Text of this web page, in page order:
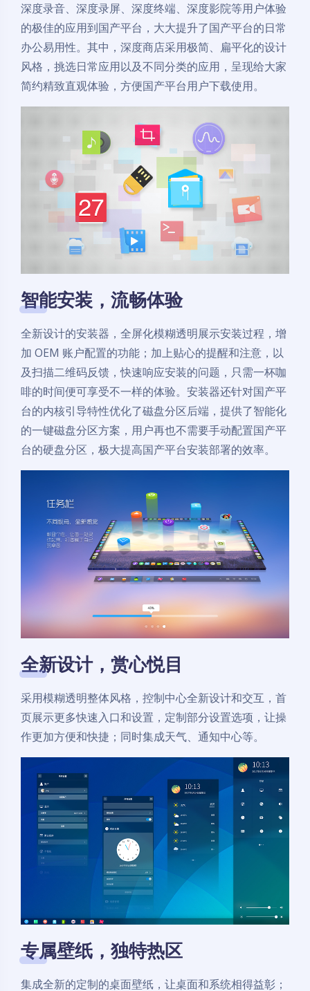
深度录音、深度录屏、深度终端、深度影院等用户体验
的极佳的应用到国产平台，大大提升了国产平台的日常
办公易用性。其中，深度商店采用极简、扁平化的设计
风格，挑选日常应用以及不同分类的应用，呈现给大家
简约精致直观体验，方便国产平台用户下载使用。
智能安装，流畅体验
全新设计的安装器，全屏化模糊透明展示安装过程，增
加 OEM 账户配置的功能；加上贴心的提醒和注意，以
及扫描二维码反馈，快速响应安装的问题，只需一杯咖
啡的时间便可享受不一样的体验。安装器还针对国产平
台的内核引导特性优化了磁盘分区后端，提供了智能化
的一键磁盘分区方案，用户再也不需要手动配置国产平
台的硬盘分区，极大提高国产平台安装部署的效率。
全新设计，赏心悦目
采用模糊透明整体风格，控制中心全新设计和交互，首
页展示更多快速入口和设置，定制部分设置选项，让操
作更加方便和快捷；同时集成天气、通知中心等。
专属壁纸，独特热区
集成全新的定制的桌面壁纸，让桌面和系统相得益彰；